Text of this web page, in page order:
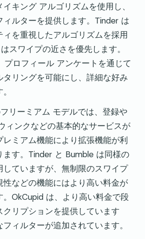
キング アルゴリズムを使用し、
ィルターを提供します。Tinder は
ィを重視したアルゴリズムを採用
スワイプの近さを優先します。
プロフィール アンケートを通じて
タリングを可能にし、詳細な好み
リーミアム モデルでは、登録や
ィンクなどの基本的なサービスが
レミアム機能により拡張機能が利
ます。Tinder と Bumble は同様の
していますが、無制限のスワイプ
性などの機能にはより高い料金が
。OkCupid は、より高い料金で段
クリプションを提供しています
ィルターが追加されています。